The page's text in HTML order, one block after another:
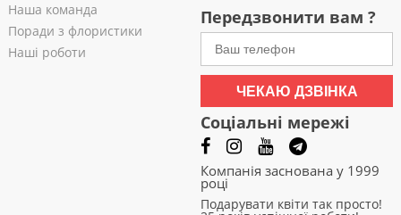
Наша команда
Поради з флористики
Наші роботи
Передзвонити вам ?
ЧЕКАЮ ДЗВІНКА
Соціальні мережі
Компанія заснована у 1999
році
Подарувати квіти так просто!